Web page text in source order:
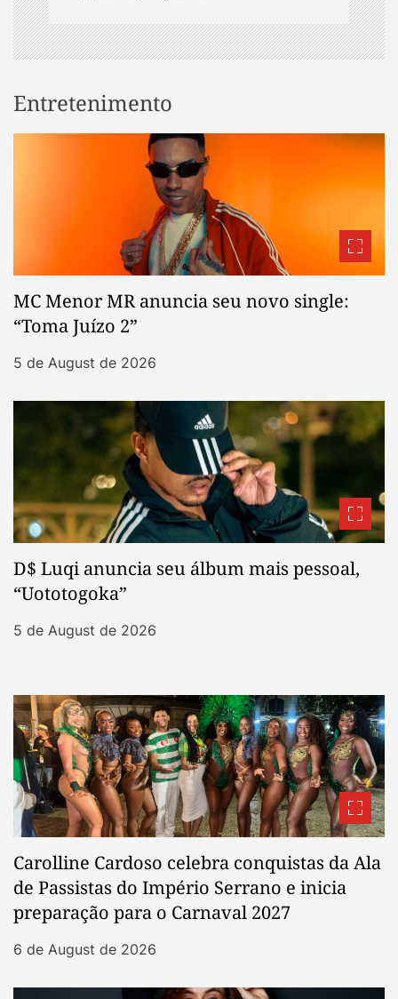
Entretenimento
MC Menor MR anuncia seu novo single:
“Toma Juízo 2”
5 de August de 2026
D$ Luqi anuncia seu álbum mais pessoal,
“Uototogoka”
5 de August de 2026
Carolline Cardoso celebra conquistas da Ala
de Passistas do Império Serrano e inicia
preparação para o Carnaval 2027
6 de August de 2026